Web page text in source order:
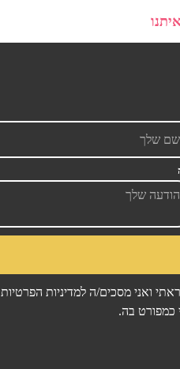
ואני מסכים/ה למדיניות הפרטיות
כמפורט בה.